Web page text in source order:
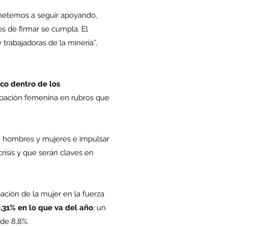
a seguir apoyando,
de firmar se cumpla. El
de la minería”,
dentro de los
femenina en rubros que
y que serán claves en
de la mujer en la fuerza
en lo que va del año, un
8,8%.